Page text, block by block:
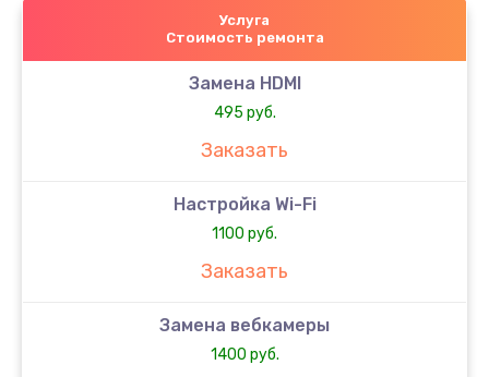
Услуга
Стоимость ремонта
Замена HDMI
495 руб.
Заказать
Настройка Wi-Fi
1100 руб.
Заказать
Замена вебкамеры
1400 руб.